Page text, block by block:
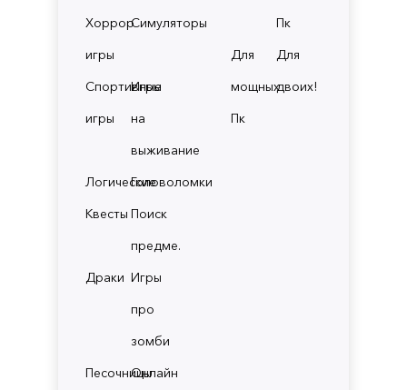
Хоррор
игры
Симуляторы
Спортивные
игры
Игры
на
выживание
ЛогическиеГоловоломки
Квесты Поиск
предме.
Драки Игры
про
зомби
ПесочницыОнлайн
Пк
Для
мощных
Пк
Для
двоих!